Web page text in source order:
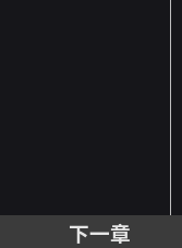
下一章